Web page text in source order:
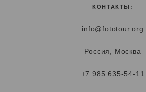
КОНТАКТЫ:
info@fototour.org
Россия, Москва
+7 985 635-54-11